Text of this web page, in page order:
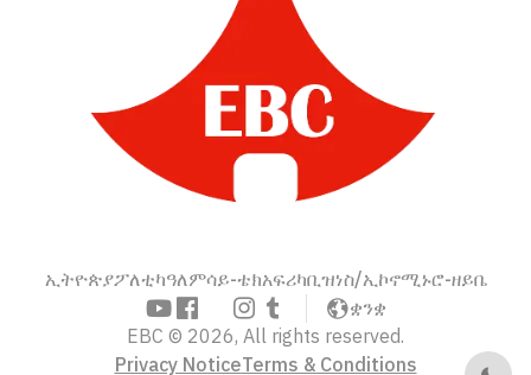
ኢትዮጵያፖለቲካዓለምሳይ-ቴክአፍሪካቢዝነስ/ኢኮኖሚኑሮ-ዘይቤ
ቋንቋ
EBC © 2026, All rights reserved.
Privacy NoticeTerms & Conditions